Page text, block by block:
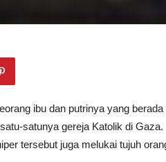
ibu dan putrinya yang berada
satunya gereja Katolik di Gaza.
tersebut juga melukai tujuh